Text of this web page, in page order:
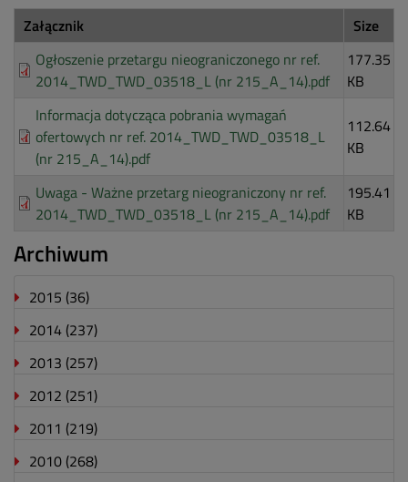
Załącznik
Size
Ogłoszenie przetargu nieograniczonego nr ref.
2014_TWD_TWD_03518_L (nr 215_A_14).pdf
177.35
KB
Informacja dotycząca pobrania wymagań
ofertowych nr ref. 2014_TWD_TWD_03518_L
(nr 215_A_14).pdf
112.64
KB
Uwaga - Ważne przetarg nieograniczony nr ref.
2014_TWD_TWD_03518_L (nr 215_A_14).pdf
195.41
KB
Archiwum
2015 (36)
2014 (237)
2013 (257)
2012 (251)
2011 (219)
2010 (268)